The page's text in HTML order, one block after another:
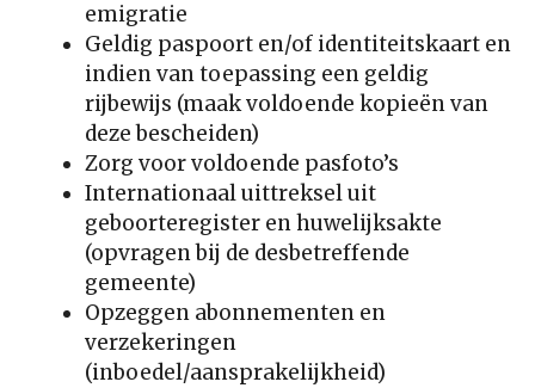
emigratie
Geldig paspoort en/of identiteitskaart en
indien van toepassing een geldig
rijbewijs (maak voldoende kopieën van
deze bescheiden)
Zorg voor voldoende pasfoto’s
Internationaal uittreksel uit
geboorteregister en huwelijksakte
(opvragen bij de desbetreffende
gemeente)
Opzeggen abonnementen en
verzekeringen
(inboedel/aansprakelijkheid)